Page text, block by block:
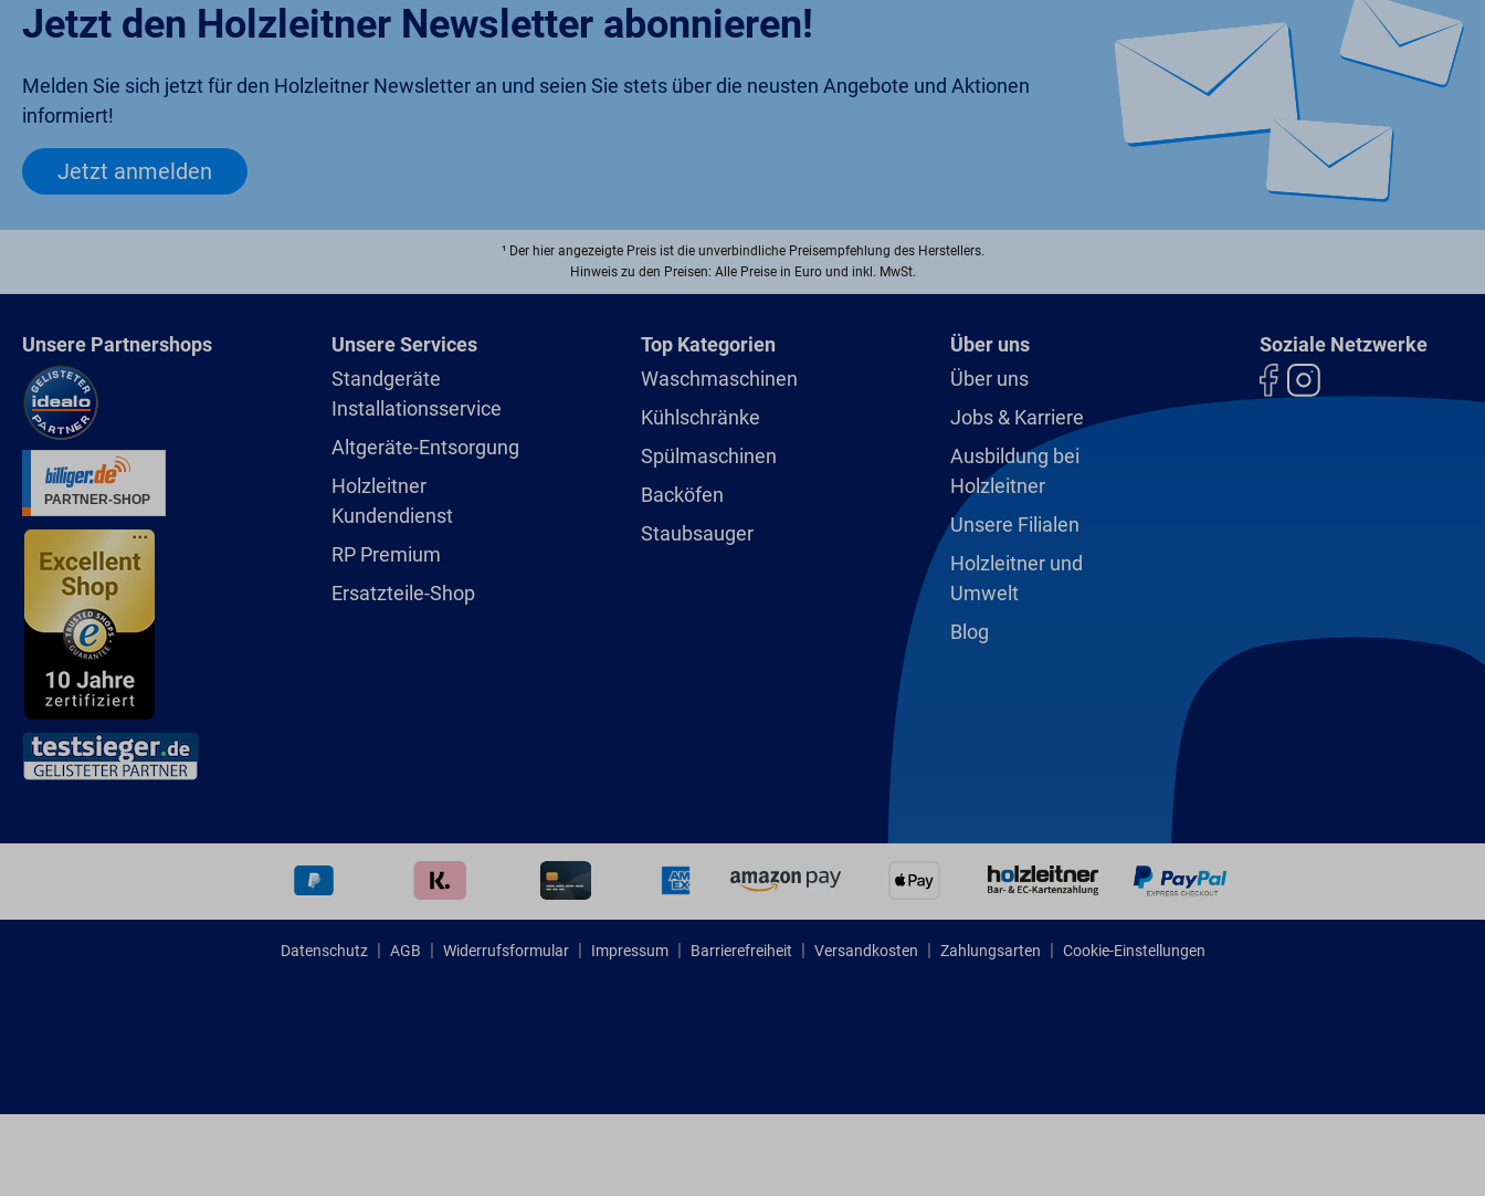
Jetzt den Holzleitner Newsletter abonnieren!
Melden Sie sich jetzt für den Holzleitner Newsletter an und seien Sie stets über die neusten Angebote und Aktionen
informiert!
Jetzt anmelden
¹ Der hier angezeigte Preis ist die unverbindliche Preisempfehlung des Herstellers.
Hinweis zu den Preisen: Alle Preise in Euro und inkl. MwSt.
Unsere Partnershops
Unsere Services
Standgeräte
Installationsservice
Altgeräte-Entsorgung
Holzleitner
Kundendienst
RP Premium
Ersatzteile-Shop
Top Kategorien
Waschmaschinen
Kühlschränke
Spülmaschinen
Backöfen
Staubsauger
Über uns
Über uns
Jobs & Karriere
Ausbildung bei
Holzleitner
Unsere Filialen
Holzleitner und
Umwelt
Blog
Soziale Netzwerke
Datenschutz AGB Widerrufsformular Impressum Barrierefreiheit Versandkosten Zahlungsarten Cookie-Einstellungen